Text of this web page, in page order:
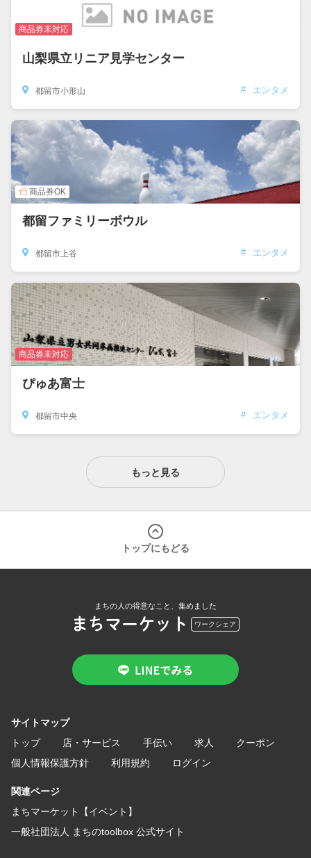
商品券未対応
山梨県立リニア見学センター
都留市小形山 # エンタメ
商品券OK
都留ファミリーボウル
都留市上谷 # エンタメ
商品券未対応
ぴゅあ富士
都留市中央 # エンタメ
もっと見る
トップにもどる
まちの人の得意なこと、集めました
まちマーケット ワークシェア
サイトマップ
トップ
店・サービス 手伝い 求人
クーポン
個人情報保護方針
利用規約 ログイン
関連ページ
まちマーケット【イベント】
一般社団法人 まちのtoolbox 公式サイト